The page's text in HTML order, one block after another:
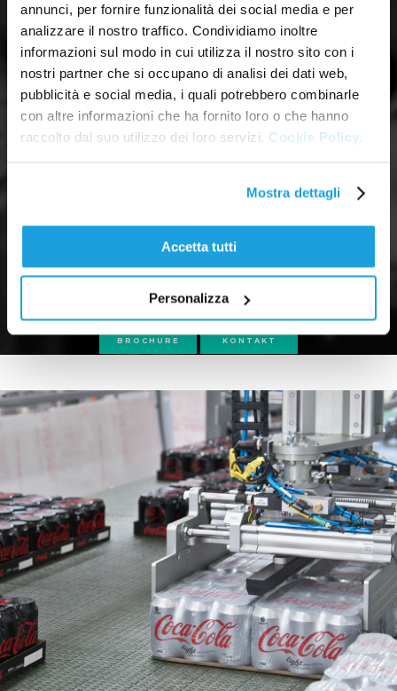
annunci, per fornire funzionalità dei social media e per
analizzare il nostro traffico. Condividiamo inoltre
informazioni sul modo in cui utilizza il nostro sito con i
nostri partner che si occupano di analisi dei dati web,
pubblicità e social media, i quali potrebbero combinarle
con altre informazioni che ha fornito loro o che hanno
raccolto dal suo utilizzo dei loro servizi. Cookie Policy.
Mostra dettagli
Accetta tutti
Personalizza
BROCHURE KONTAKT